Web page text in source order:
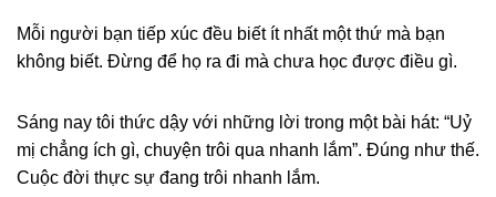
Mỗi người bạn tiếp xúc đều biết ít nhất một thứ mà bạn
không biết. Đừng để họ ra đi mà chưa học được điều gì.
Sáng nay tôi thức dậy với những lời trong một bài hát: “Uỷ
mị chẳng ích gì, chuyện trôi qua nhanh lắm”. Đúng như thế.
Cuộc đời thực sự đang trôi nhanh lắm.